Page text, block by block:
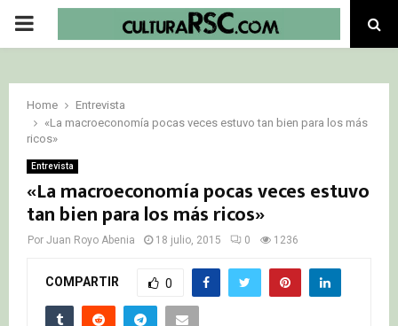
PRIMARY
Home
Entrevista
«La macroeconomía pocas veces estuvo tan bien para los más
ricos»
Entrevista
«La macroeconomía pocas veces estuvo
tan bien para los más ricos»
Por Juan Royo Abenia 18 julio, 2015 0 1236
COMPARTIR 0